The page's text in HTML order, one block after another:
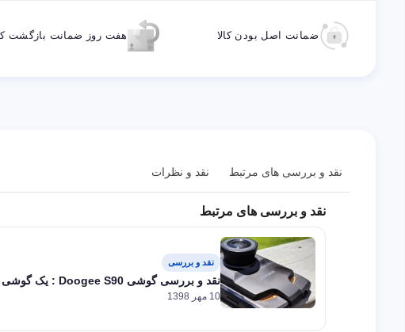
ضمانت اصل بودن کالا هفت روز ضمانت بازگشت
نقد و بررسی های مرتبط نقد و نظرات
نقد و بررسی های مرتبط
نقد و بررسی
نقد و بررسی گوشی Doogee S90 : یک گوشی مقاوم و پرقدرت
10 مهر 1398